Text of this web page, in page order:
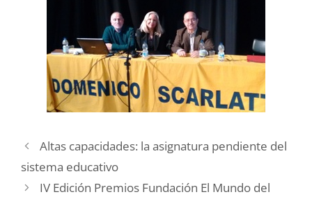
Altas capacidades: la asignatura pendiente del
sistema educativo
IV Edición Premios Fundación El Mundo del